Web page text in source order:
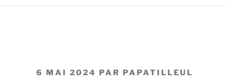
6 MAI 2024 PAR PAPATILLEUL